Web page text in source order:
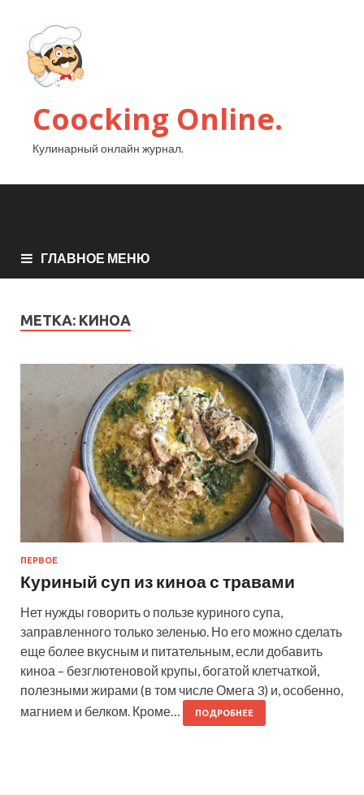
Coocking Online.
Кулинарный онлайн журнал.
ГЛАВНОЕ МЕНЮ
МЕТКА: КИНОА
ПЕРВОЕ
Куриный суп из киноа с травами
Нет нужды говорить о пользе куриного супа,
заправленного только зеленью. Но его можно сделать
еще более вкусным и питательным, если добавить
киноа – безглютеновой крупы, богатой клетчаткой,
полезными жирами (в том числе Омега 3) и, особенно,
магнием и белком. Кроме…
ПОДРОБНЕЕ